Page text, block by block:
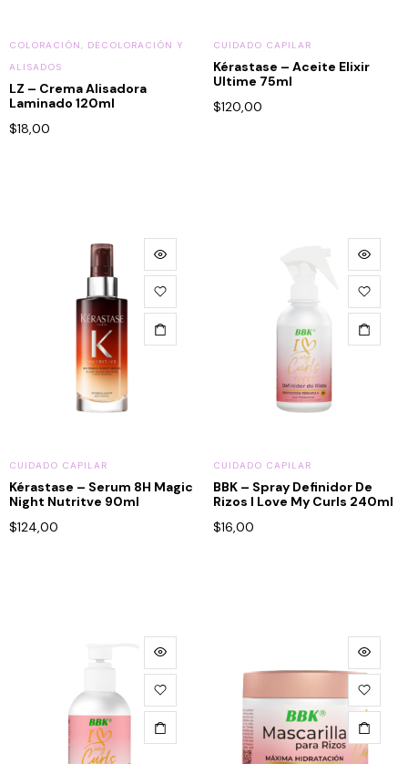
COLORACIÓN, DECOLORACIÓN Y
ALISADOS
LZ – Crema Alisadora
Laminado 120ml
$18,00
CUIDADO CAPILAR
Kérastase – Aceite Elixir
Ultime 75ml
$120,00
CUIDADO CAPILAR
Kérastase – Serum 8H Magic
Night Nutritve 90ml
$124,00
CUIDADO CAPILAR
BBK – Spray Definidor De
Rizos I Love My Curls 240ml
$16,00